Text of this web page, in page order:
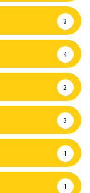
3
4
2
3
1
1